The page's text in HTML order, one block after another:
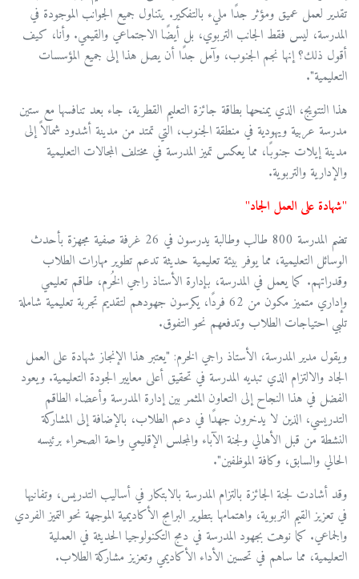
تقدير لعمل عميق ومؤثر جدًا مليء بالتفكير. يتناول جميع الجوانب الموجودة في
المدرسة، ليس فقط الجانب التربوي، بل أيضًا الاجتماعي والقيمي. وأنا، كيف
أقول ذلك؟ إنها نجم الجنوب، وآمل جدًا أن يصل هذا إلى جميع المؤسسات
التعليمية".
هذا التتويج، الذي يمنحها بطاقة جائزة التعليم القطرية، جاء بعد تنافسها مع ستين
مدرسة عربية ويهودية في منطقة الجنوب، التي تمتد من مدينة أشدود شمالاً إلى
مدينة إيلات جنوبًا، مما يعكس تميز المدرسة في مختلف المجالات التعليمية
والإدارية والتربوية.
"شهادة على العمل الجاد"
تضم المدرسة 800 طالب وطالبة يدرسون في 26 غرفة صفية مجهزة بأحدث
الوسائل التعليمية، مما يوفر بيئة تعليمية حديثة تدعم تطوير مهارات الطلاب
وقدراتهم. كما يعمل في المدرسة، بإدارة الأستاذ راجي الخُرم، طاقم تعليمي
وإداري متميز مكون من 62 فردًا، يكرسون جهودهم لتقديم تجربة تعليمية شاملة
تلبي احتياجات الطلاب وتدفعهم نحو التفوق.
ويقول مدير المدرسة، الأستاذ راجي الخرم: "يعتبر هذا الإنجاز شهادة على العمل
الجاد والالتزام الذي تبديه المدرسة في تحقيق أعلى معايير الجودة التعليمية. ويعود
الفضل في هذا النجاح إلى التعاون المثمر بين إدارة المدرسة وأعضاء الطاقم
التدريسي، الذين لا يدخرون جهدًا في دعم الطلاب، بالإضافة إلى المشاركة
النشطة من قبل الأهالي ولجنة الآباء والمجلس الإقليمي واحة الصحراء برئيسه
الحالي والسابق، وكافة الموظفين".
وقد أشادت لجنة الجائزة بالتزام المدرسة بالابتكار في أساليب التدريس، وتفانيها
في تعزيز القيم التربوية، واهتمامها بتطوير البرامج الأكاديمية الموجهة نحو التميز الفردي
والجماعي. كما نوهت بجهود المدرسة في دمج التكنولوجيا الحديثة في العملية
التعليمية، مما ساهم في تحسين الأداء الأكاديمي وتعزيز مشاركة الطلاب.